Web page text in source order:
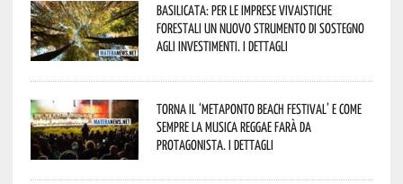
Basilicata: per le imprese vivaistiche
forestali un nuovo strumento di sostegno
agli investimenti. I dettagli
Torna il ‘Metaponto beach festival’ e come
sempre la musica reggae farà da
protagonista. I dettagli